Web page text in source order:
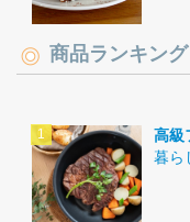
商品ランキング
高級
暮ら